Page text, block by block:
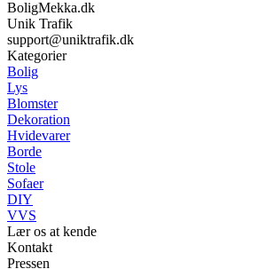
BoligMekka.dk
Unik Trafik
support@uniktrafik.dk
Kategorier
Bolig
Lys
Blomster
Dekoration
Hvidevarer
Borde
Stole
Sofaer
DIY
VVS
Lær os at kende
Kontakt
Pressen